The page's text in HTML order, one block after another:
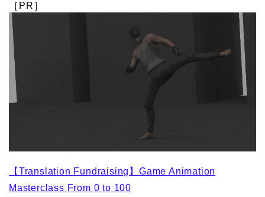
［PR］
【Translation Fundraising】Game Animation
Masterclass From 0 to 100